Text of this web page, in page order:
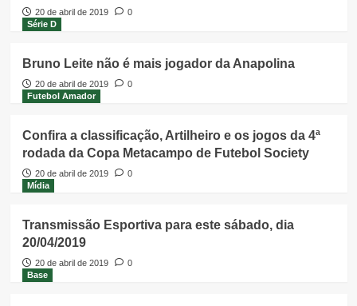
20 de abril de 2019
0
Série D
Bruno Leite não é mais jogador da Anapolina
20 de abril de 2019
0
Futebol Amador
Confira a classificação, Artilheiro e os jogos da 4ª
rodada da Copa Metacampo de Futebol Society
20 de abril de 2019
0
Mídia
Transmissão Esportiva para este sábado, dia
20/04/2019
20 de abril de 2019
0
Base